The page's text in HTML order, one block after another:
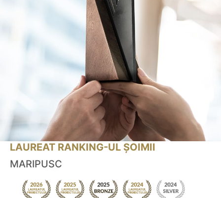
LAUREAT RANKING-UL ȘOIMII
MARIPUSC